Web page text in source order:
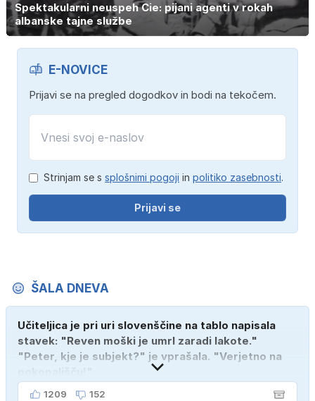
Spektakularni neuspeh Cie: pijani agenti v rokah
albanske tajne službe
E-NOVICE
Prijavi se na pregled dogodkov in bodi na tekočem.
Strinjam se s splošnimi pogoji in politiko zasebnosti.
Prijavi se
ŠALA DNEVA
Učiteljica je pri uri slovenščine na tablo napisala
stavek: "Reven moški je umrl zaradi lakote."
"Peter, kje je subjekt?" je vprašala. "Verjetno na
1209 152